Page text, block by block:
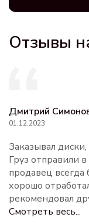
Отзывы
Дмитрий
01.12.2023
Заказывал
Груз отправили
продавец
хорошо
рекомендовал
Смотреть весь...